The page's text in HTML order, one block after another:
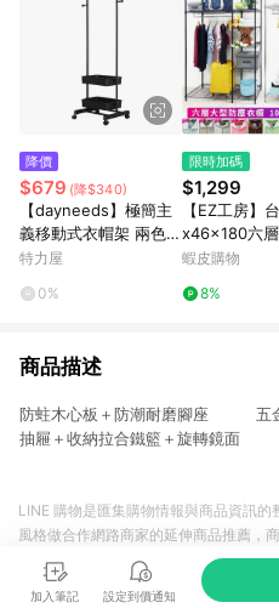
降價
$679 (降$340)
【dayneeds】極簡主
義移動式衣帽架 兩色可
選黑色
特力屋
0%
限時加碼
$1,299
【EZ工房】
x46x180六層
組(贈防塵套)
套 防塵衣櫥
蝦皮購物
8%
商品描述
防蛀木心板＋防潮耐磨腳座
抽屜＋收納拉合鐵籃＋旋轉鏡面
加入筆記 設定到價通知
LINE 購物是匯集購物情報與商品資訊
風格做合作網路商家的延伸商品推薦，
商品至各合作網路商家，確認現售價與
準。